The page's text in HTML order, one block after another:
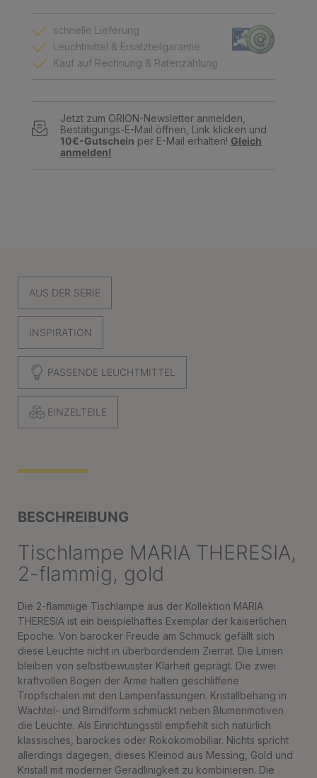
schnelle Lieferung
Leuchtmittel & Ersatzteilgarantie
Kauf auf Rechnung & Ratenzahlung
Jetzt zum ORION-Newsletter anmelden,
Bestätigungs-E-Mail öffnen, Link klicken und
10€-Gutschein per E-Mail erhalten! Gleich
anmelden!
AUS DER SERIE
INSPIRATION
PASSENDE LEUCHTMITTEL
EINZELTEILE
BESCHREIBUNG
Tischlampe MARIA THERESIA,
2-flammig, gold
Die 2-flammige Tischlampe aus der Kollektion MARIA
THERESIA ist ein beispielhaftes Exemplar der kaiserlichen
Epoche. Von barocker Freude am Schmuck gefällt sich
diese Leuchte nicht in überbordendem Zierrat. Die Linien
bleiben von selbstbewusster Klarheit geprägt. Die zwei
kraftvollen Bogen der Arme halten geschliffene
Tropfschalen mit den Lampenfassungen. Kristallbehang in
Wachtel- und Birndlform schmückt neben Blumenmotiven
die Leuchte. Als Einrichtungsstil empfiehlt sich natürlich
klassisches, barockes oder Rokokomobiliar. Nichts spricht
allerdings dagegen, dieses Kleinod aus Messing, Gold und
Kristall mit moderner Geradlinigkeit zu kombinieren. Die